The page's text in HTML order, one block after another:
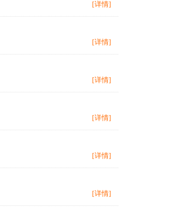
[详情]
[详情]
[详情]
[详情]
[详情]
[详情]